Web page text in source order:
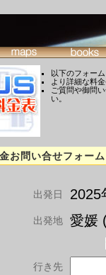
以下のフォー
より詳細な料
ご質問や御問
い。
お問い合せフォーム
出発日 2025
出発地 愛媛
行き先